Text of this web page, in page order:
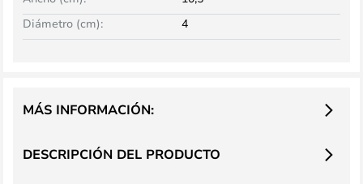
Diámetro (cm): 4
DESCRIPCIÓN DEL PRODUCTO
MÁS INFORMACIÓN: